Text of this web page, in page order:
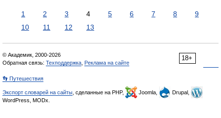
1 2 3 4 5 6 7 8
9
10
11 12 13
18+
© Академик, 2000-2026
Обратная связь: Техподдержка Реклама на сайте
👣 Путешествия
Экспорт словарей на сайты , сделанные на PHP, Joomla,
Drupal,
WordPress, MODx.